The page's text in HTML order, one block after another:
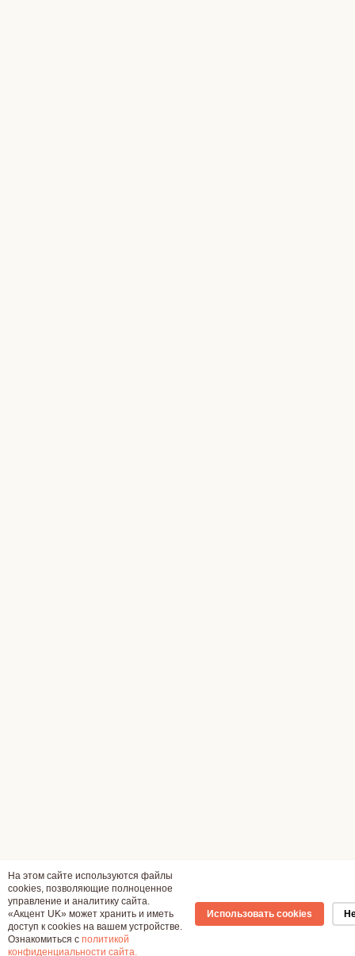
На этом сайте используются файлы
cookies, позволяющие полноценное
управление и аналитику сайта.
«Акцент UK» может хранить и иметь
доступ к cookies на вашем устройстве.
Ознакомиться с политикой
конфиденциальности сайта.
Использовать cookies